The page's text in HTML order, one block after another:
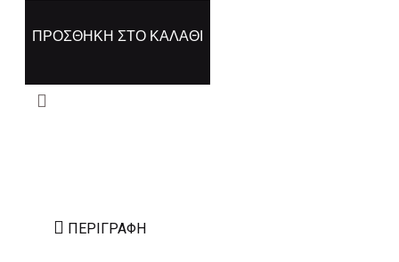
ΠΡΟΣΘΉΚΗ ΣΤΟ ΚΑΛΆΘΙ
ΠΕΡΙΓΡΑΦΉ